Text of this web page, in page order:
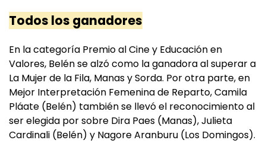
Todos los ganadores
En la categoría Premio al Cine y Educación en
Valores, Belén se alzó como la ganadora al superar a
La Mujer de la Fila, Manas y Sorda. Por otra parte, en
Mejor Interpretación Femenina de Reparto, Camila
Pláate (Belén) también se llevó el reconocimiento al
ser elegida por sobre Dira Paes (Manas), Julieta
Cardinali (Belén) y Nagore Aranburu (Los Domingos).